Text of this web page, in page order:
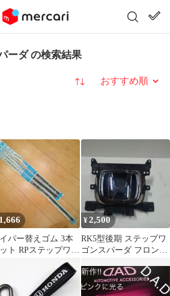
ーダ の検索結果
並び替え
1,666
パー替えゴム 3本
ト RPステップワゴ
¥2,500
RK5型後期 ステップワ
ゴンスパーダ フロント